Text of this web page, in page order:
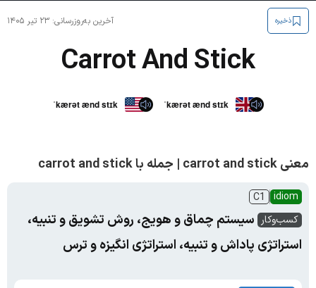
آخرین به‌روزرسانی: ۲۳ تیر ۱۴۰۵ ذخیره
Carrot And Stick
ˈkærət ænd stɪk ˈkærət ænd stɪk
معنی carrot and stick | جمله با carrot and stick
idiom
C1
کسب‌وکار سیستم چماق و هویج، روش تشویق و تنبیه،
استراتژی پاداش و تنبیه، استراتژی انگیزه و ترس